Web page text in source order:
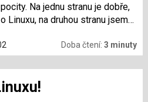
Na jednu stranu je dobře,
Linuxu, na druhou stranu jsem
právech,
a překladu jádra...
vyšlo nebo je v češtině k
I přes tuto původní nejistotu
a důkladně prostudovat.
Doba čtení:3 minuty